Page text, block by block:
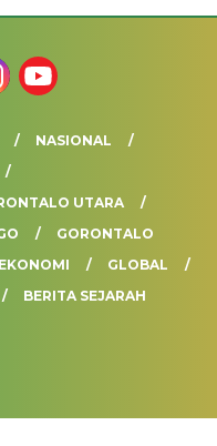
NASIONAL
UTARA
GORONTALO
EKONOMI
GLOBAL
BERITA SEJARAH